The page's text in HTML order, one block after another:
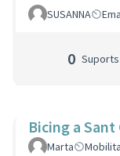
SUSANNA
0 Suports
Bicing a
Marta